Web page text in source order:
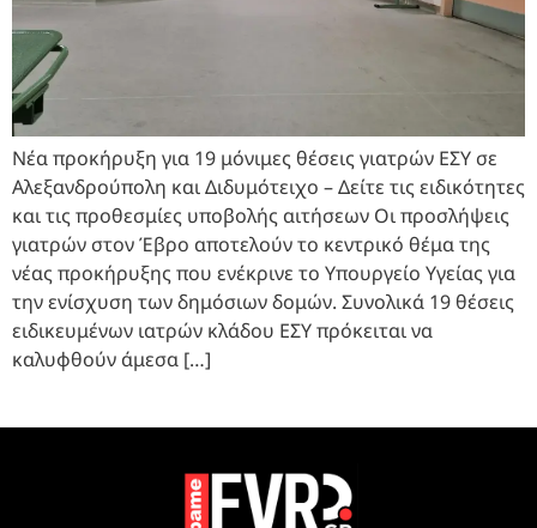
Νέα προκήρυξη για 19 μόνιμες θέσεις γιατρών ΕΣΥ σε
Αλεξανδρούπολη και Διδυμότειχο – Δείτε τις ειδικότητες
και τις προθεσμίες υποβολής αιτήσεων Οι προσλήψεις
γιατρών στον Έβρο αποτελούν το κεντρικό θέμα της
νέας προκήρυξης που ενέκρινε το Υπουργείο Υγείας για
την ενίσχυση των δημόσιων δομών. Συνολικά 19 θέσεις
ειδικευμένων ιατρών κλάδου ΕΣΥ πρόκειται να
καλυφθούν άμεσα […]